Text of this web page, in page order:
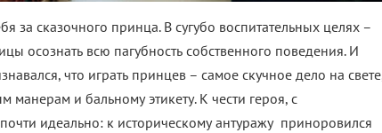
сказочного принца. В сугубо воспитательных целях –
осознать всю пагубность собственного поведения. И
что играть принцев – самое скучное дело на
и бальному этикету. К чести героя, с
идеально: к историческому антуражу приноровился